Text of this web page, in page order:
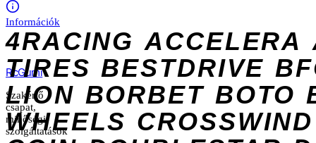
Információk
4RACING ACCELERA
TIRES BESTDRIVE
LION BORBET BOTO
WHEELS CROSSWIND
RcGumi
Szakértő
csapat,
minőségi
szolgáltatások